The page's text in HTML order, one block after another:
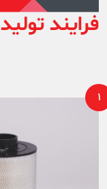
فرایند تولید
1